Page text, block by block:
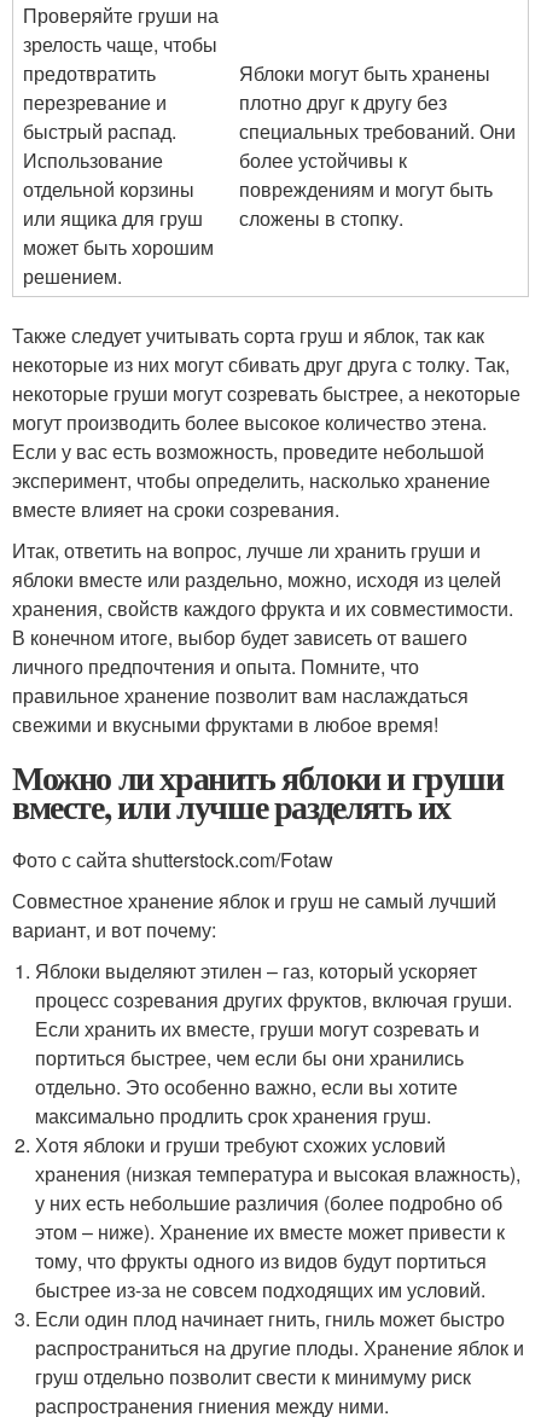
Проверяйте груши на
зрелость чаще, чтобы
предотвратить
перезревание и
быстрый распад.
Использование
отдельной корзины
или ящика для груш
может быть хорошим
решением.
Яблоки могут быть хранены
плотно друг к другу без
специальных требований. Они
более устойчивы к
повреждениям и могут быть
сложены в стопку.
Также следует учитывать сорта груш и яблок, так как
некоторые из них могут сбивать друг друга с толку. Так,
некоторые груши могут созревать быстрее, а некоторые
могут производить более высокое количество этена.
Если у вас есть возможность, проведите небольшой
эксперимент, чтобы определить, насколько хранение
вместе влияет на сроки созревания.
Итак, ответить на вопрос, лучше ли хранить груши и
яблоки вместе или раздельно, можно, исходя из целей
хранения, свойств каждого фрукта и их совместимости.
В конечном итоге, выбор будет зависеть от вашего
личного предпочтения и опыта. Помните, что
правильное хранение позволит вам наслаждаться
свежими и вкусными фруктами в любое время!
Можно ли хранить яблоки и груши
вместе, или лучше разделять их
Фото с сайта shutterstock.com/Fotaw
Совместное хранение яблок и груш не самый лучший
вариант, и вот почему:
Яблоки выделяют этилен – газ, который ускоряет
процесс созревания других фруктов, включая груши.
Если хранить их вместе, груши могут созревать и
портиться быстрее, чем если бы они хранились
отдельно. Это особенно важно, если вы хотите
максимально продлить срок хранения груш.
Хотя яблоки и груши требуют схожих условий
хранения (низкая температура и высокая влажность),
у них есть небольшие различия (более подробно об
этом – ниже). Хранение их вместе может привести к
тому, что фрукты одного из видов будут портиться
быстрее из-за не совсем подходящих им условий.
Если один плод начинает гнить, гниль может быстро
распространиться на другие плоды. Хранение яблок и
груш отдельно позволит свести к минимуму риск
распространения гниения между ними.